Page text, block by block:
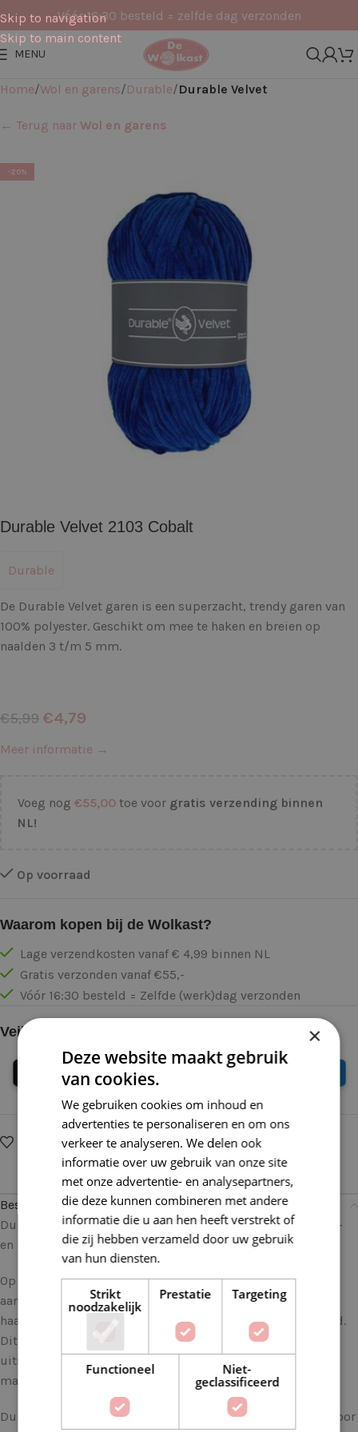
Skip to navigation
Skip to main content
Vóór 16:30 besteld = zelfde dag verzonden
MENU
Home Wol en garens Durable Durable Velvet
← Terug naar Wol en garens
-20%
Durable Velvet 2103 Cobalt
Durable
De Durable Velvet garen is een superzacht, trendy garen van
100% polyester. Geschikt om mee te haken en breien op
naalden 3 t/m 5 mm.
€5,99 €4,79
Meer informatie →
Voeg nog €55,00 toe voor gratis verzending binnen
NL!
Op voorraad
Waarom kopen bij de Wolkast?
Lage verzendkosten vanaf € 4,99 binnen NL
Gratis verzonden vanaf €55,-
Vóór 16:30 besteld = Zelfde (werk)dag verzonden
Veilig online betalen
Op verlanglijstje Delen:
Beschrijving
Durable Velvet 2103 Cobalt: Luxe Zachtheid voor al je Haak-
en Breiprojecten
Op zoek naar een garen dat niet alleen zacht en luxueus
aanvoelt, maar ook prachtige resultaten oplevert voor je
haak- en breiprojecten? Dan is Durable Velvet het antwoord.
Dit garen biedt een ongeëvenaarde zachtheid en een rijke
uitstraling, waardoor het een favoriet is onder creatieve
makers wereldwijd.
Durable Velvet is gemaakt van 100% polyester, wat zorgt voor
×
Deze website maakt gebruik
van cookies.
We gebruiken cookies om inhoud en
advertenties te personaliseren en om ons
verkeer te analyseren. We delen ook
informatie over uw gebruik van onze site
met onze advertentie- en analysepartners,
die deze kunnen combineren met andere
informatie die u aan hen heeft verstrekt of
die zij hebben verzameld door uw gebruik
van hun diensten.
Strikt
noodzakelijk
Prestatie Targeting
Functioneel
Niet-
geclassificeerd